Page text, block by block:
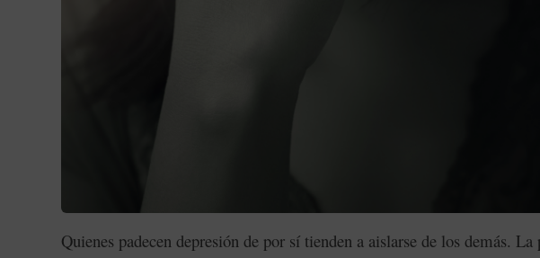
Quienes padecen depresión de por sí tienden a aislarse de los demás.